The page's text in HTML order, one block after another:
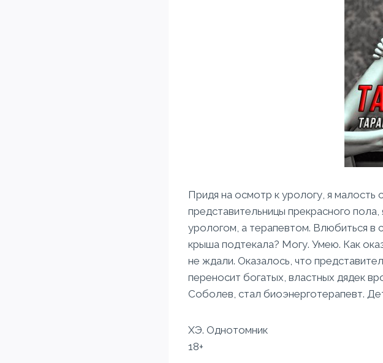
Придя на осмотр к урологу, я
представительницы прекрасного
урологом, а терапевтом. Влюбиться в
крыша подтекала? Могу. Умею. Как
не ждали. Оказалось, что
переносит богатых, властных дядек
Соболев, стал биоэнерготерапевт.
ХЭ. Однотомник
18+